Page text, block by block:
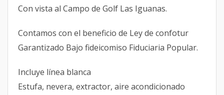
Con vista al Campo de Golf Las Iguanas.
Contamos con el beneficio de Ley de confotur
Garantizado Bajo fideicomiso Fiduciaria Popular.
Incluye línea blanca
Estufa, nevera, extractor, aire acondicionado